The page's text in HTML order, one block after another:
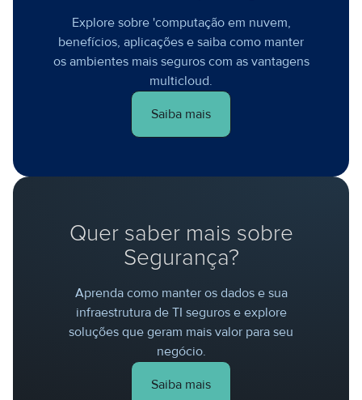
Explore sobre 'computação em nuvem,
benefícios, aplicações e saiba como manter
os ambientes mais seguros com as vantagens
multicloud.
Saiba mais
Quer saber mais sobre
Segurança?
Aprenda como manter os dados e sua
infraestrutura de TI seguros e explore
soluções que geram mais valor para seu
negócio.
Saiba mais